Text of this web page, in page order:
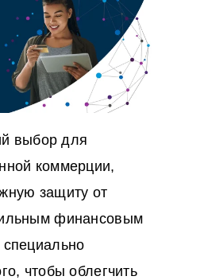
выбор для
коммерции,
защиту от
финансовым
чтобы облегчить